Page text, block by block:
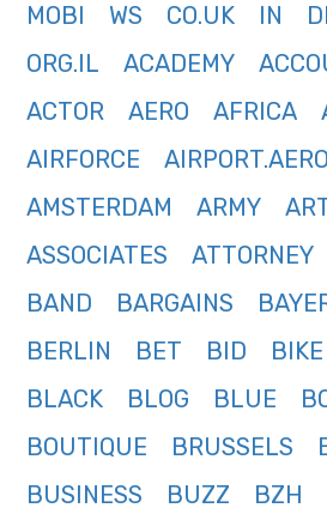
MOBI
WS CO.UK IN
ORG.IL
ACADEMY
ACTOR
AERO AFRICA
AIRFORCE
AIRPORT.AERO
AMSTERDAM
ARMY
ASSOCIATES
ATTORNEY
BAND
BARGAINS
BERLIN
BET BID BIKE
BLACK
BLOG BLUE
BOUTIQUE
BRUSSELS
BUSINESS
BUZZ BZH